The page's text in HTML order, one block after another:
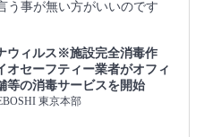
う事が無い方がいいのです
ウィルス※施設完全消毒作
セーフティー業者がオフィ
等の消毒サービスを開始
東京本部